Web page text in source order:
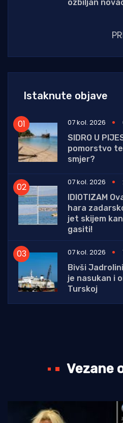
ozbiljan
Istaknute objave
07 kol. 2026
SIDRO U
pomorstvo
smjer?
07 kol. 2026
IDIOTIZAM
hara
jet skijem
gasiti!
07 kol. 2026
Bivši
je nasukan i
Turskoj
Vezane